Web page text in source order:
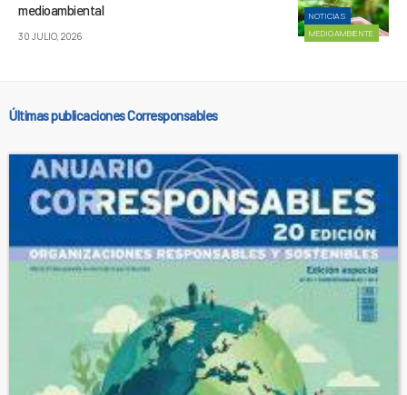
NOTICIAS
MEDIOAMBIENTE
medioambiental
30 JULIO, 2026
Últimas publicaciones Corresponsables